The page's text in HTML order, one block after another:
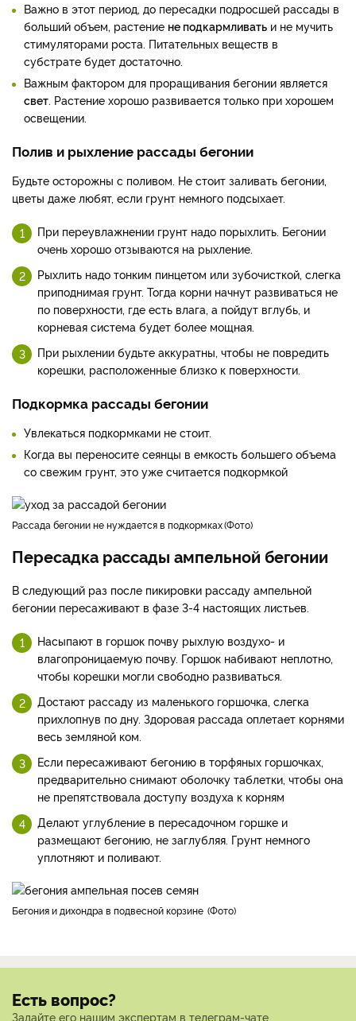
Важно в этот период, до пересадки подросшей рассады в
больший объем, растение не подкармливать и не мучить
стимуляторами роста. Питательных веществ в
субстрате будет достаточно.
Важным фактором для проращивания бегонии является
свет . Растение хорошо развивается только при хорошем
освещении.
Полив и рыхление рассады бегонии
Будьте осторожны с поливом. Не стоит заливать бегонии,
цветы даже любят, если грунт немного подсыхает.
При переувлажнении грунт надо порыхлить. Бегонии
очень хорошо отзываются на рыхление.
Рыхлить надо тонким пинцетом или зубочисткой, слегка
приподнимая грунт. Тогда корни начнут развиваться не
по поверхности, где есть влага, а пойдут вглубь, и
корневая система будет более мощная.
При рыхлении будьте аккуратны, чтобы не повредить
корешки, расположенные близко к поверхности.
Подкормка рассады бегонии
Увлекаться подкормками не стоит.
Когда вы переносите сеянцы в емкость большего объема
со свежим грунт, это уже считается подкормкой
рассада бегонии не нуждается в подкормках Фото
Пересадка рассады ампельной бегонии
В следующий раз после пикировки рассаду ампельной
бегонии пересаживают в фазе 3-4 настоящих листьев.
Насыпают в горшок почву рыхлую воздухо- и
влагопроницаемую почву. Горшок набивают неплотно,
чтобы корешки могли свободно развиваться.
Достают рассаду из маленького горшочка, слегка
прихлопнув по дну. Здоровая рассада оплетает корнями
весь земляной ком.
Если пересаживают бегонию в торфяных горшочках,
предварительно снимают оболочку таблетки, чтобы она
не препятствовала доступу воздуха к корням
Делают углубление в пересадочном горшке и
размещают бегонию, не заглубляя. Грунт немного
уплотняют и поливают.
бегония и дихондра в подвесной корзине Фото
Есть вопрос?
Задайте его нашим экспертам в телеграм-чате